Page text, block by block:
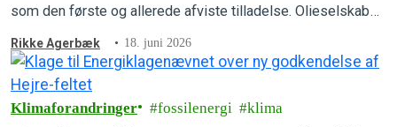
som den første og allerede afviste tilladelse. Olieselskabet,
betyde for mennesker, natur og klima, som der står i loven.
Greenpeace har derfor indsendt en ny…
Rikke Agerbæk 18. juni 2026
Klimaforandringer fossilenergi klima